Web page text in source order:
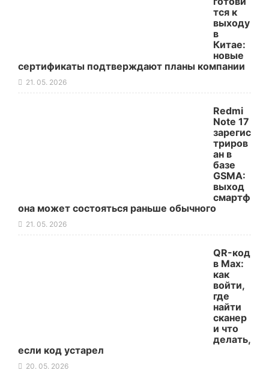
тся к
выходу
в
Китае:
новые
сертификаты подтверждают планы компании
21. 05. 2026
Redmi
Note 17
зарегис
триров
ан в
базе
GSMA:
выход
смартф
она может состояться раньше обычного
21. 05. 2026
QR-код
в Max:
как
войти,
где
найти
сканер
и что
делать,
если код устарел
20. 05. 2026